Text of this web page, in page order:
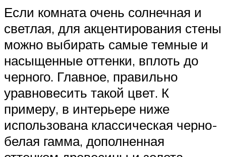
Если комната очень солнечная и
светлая, для акцентирования стены
можно выбирать самые темные и
насыщенные оттенки, вплоть до
черного. Главное, правильно
уравновесить такой цвет. К
примеру, в интерьере ниже
использована классическая черно-
белая гамма, дополненная